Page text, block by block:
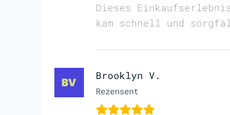
Dieses
kam schnell und
Brooklyn V.
Rezensent